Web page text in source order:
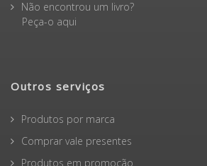
Informações de Entrega
Política de Privacidade e Segurança
Peça-o aqui
Outros serviços